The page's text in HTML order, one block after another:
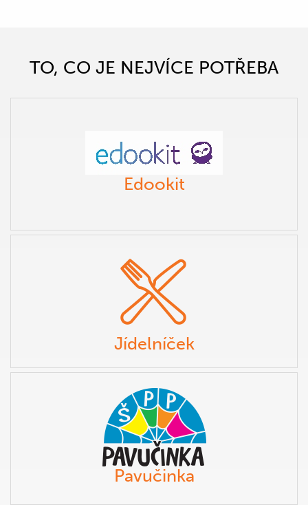
TO, CO JE NEJVÍCE POTŘEBA
Edookit
Jídelníček
Pavučinka